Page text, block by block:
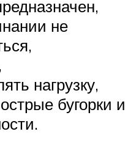
не
нагрузку,
бугорки и